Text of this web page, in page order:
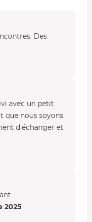
un
bouillon,
les
Des
avec un petit
que nous soyons
d'échanger et
2025